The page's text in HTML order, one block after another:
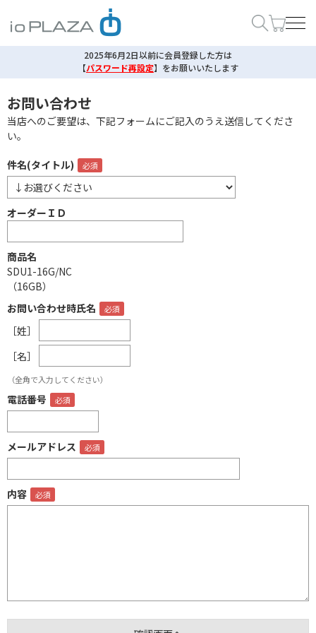
2025年6月2日以前に会員登録した方は
【パスワード再設定】 をお願いいたします
お問い合わせ
当店へのご要望は、下記フォームにご記入のうえ送信してくださ
い。
件名(タイトル)
オーダーＩＤ
商品名
SDU1-16G/NC
（16GB）
お問い合わせ時氏名
［姓］
［名］
（全角で入力してください）
電話番号
メールアドレス
内容